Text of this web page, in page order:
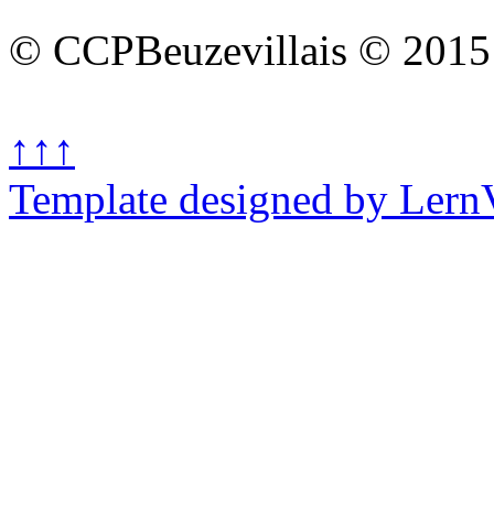
© CCPBeuzevillais © 2015
↑↑↑
Template designed by